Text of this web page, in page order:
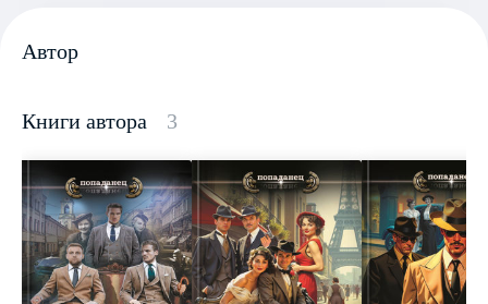
Автор
Книги автора 3